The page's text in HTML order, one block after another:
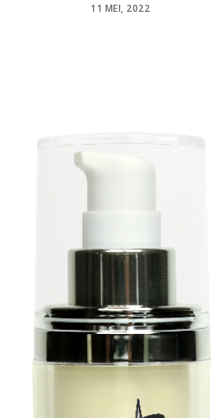
POSTED
11 MEI, 2022